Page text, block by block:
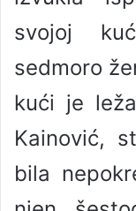
svojoj
sedmoro
kući je
Kainović,
bila